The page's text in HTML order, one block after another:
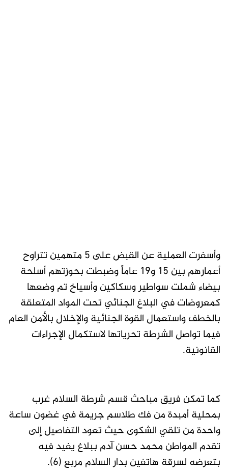
وأسفرت العملية عن القبض على 5 متهمين تتراوح
أعمارهم بين 15 و19 عاماً وضبطت بحوزتهم أسلحة
بيضاء شملت سواطير وسكاكين وأسياخ تم وضعها
كمعروضات في البلاغ الجنائي تحت المواد المتعلقة
بالخطف واستعمال القوة الجنائية والإخلال بالأمن العام
فيما تواصل الشرطة تحرياتها لاستكمال الإجراءات
القانونية.
كما تمكن فريق مباحث قسم شرطة السلام غرب
بمحلية أمبدة من فك طلاسم جريمة في غضون ساعة
واحدة من تلقي الشكوى حيث تعود التفاصيل إلى
تقدم المواطن محمد حسن آدم ببلاغ يفيد فيه
بتعرضه لسرقة هاتفين بدار السلام مربع (6).